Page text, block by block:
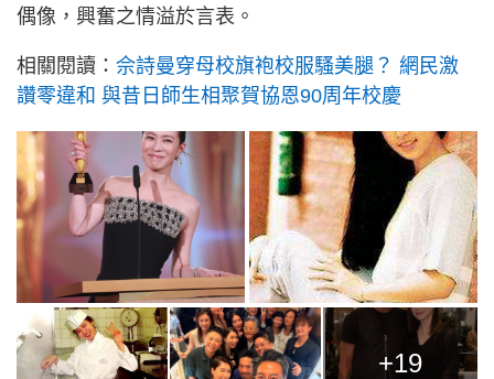
偶像，興奮之情溢於言表。
相關閱讀： 佘詩曼穿母校旗袍校服騷美腿？ 網民激
讚零違和 與昔日師生相聚賀協恩90周年校慶
+19